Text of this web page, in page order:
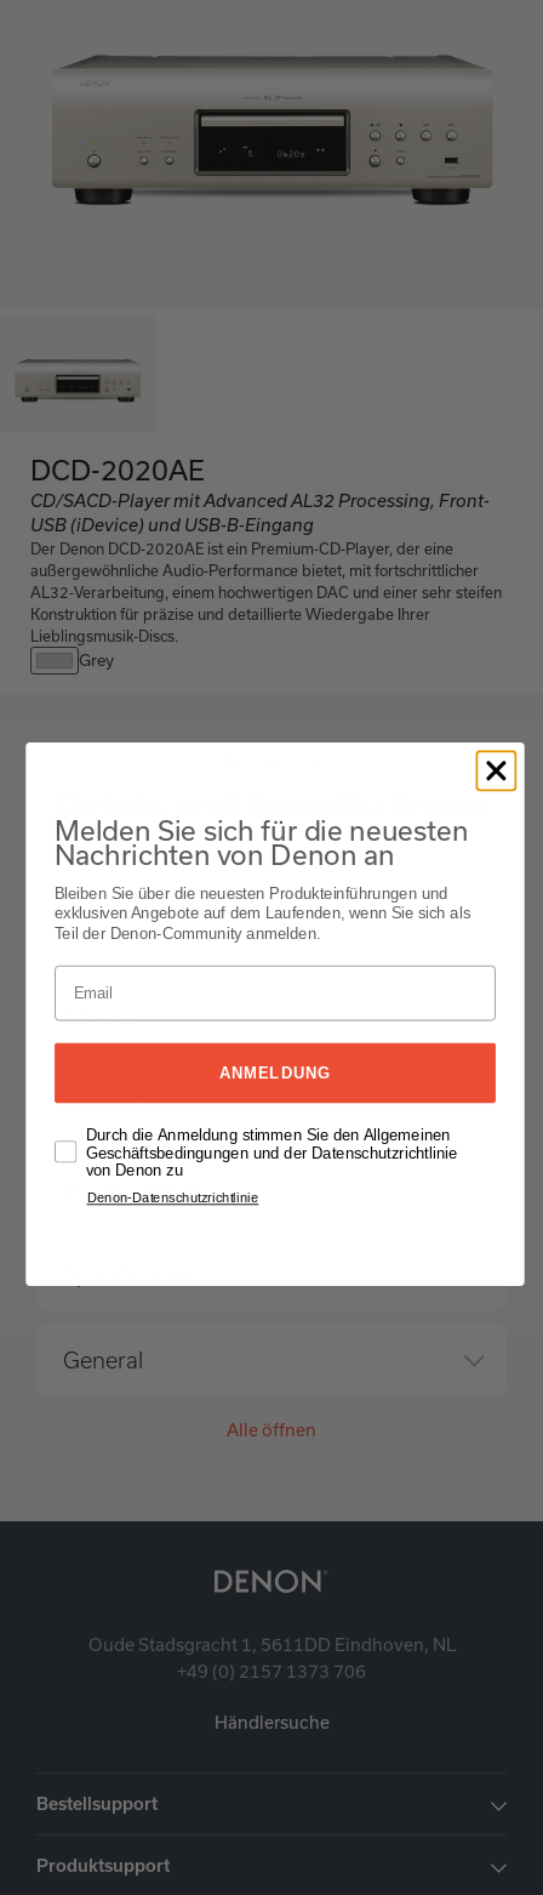
DCD-2020AE
CD/SACD-Player mit Advanced AL32 Processing, Front-
USB (iDevice) und USB-B-Eingang
Der Denon DCD-2020AE ist ein Premium-CD-Player, der eine
außergewöhnliche Audio-Performance bietet, mit fortschrittlicher
AL32-Verarbeitung, einem hochwertigen DAC und einer sehr steifen
Konstruktion für präzise und detaillierte Wiedergabe Ihrer
Lieblingsmusik-Discs.
Grey
Details und Spezifikationen
Alle öffnen
Features
Others
Playback
Inputs Outputs
General
Alle öffnen
Oude Stadsgracht 1, 5611DD Eindhoven, NL
+49 (0) 2157 1373 706
Händlersuche
Bestellsupport
Produktsupport
Melden Sie sich für die neuesten
Nachrichten von Denon an
Bleiben Sie über die neuesten Produkteinführungen und
exklusiven Angebote auf dem Laufenden, wenn Sie sich als
Teil der Denon-Community anmelden.
ANMELDUNG
Durch die Anmeldung stimmen Sie den Allgemeinen
Geschäftsbedingungen und der Datenschutzrichtlinie
von Denon zu
Denon-Datenschutzrichtlinie